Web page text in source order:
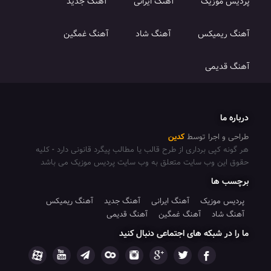
آهنگ ریمیکس آهنگ شاد آهنگ غمگین
آهنگ قدیمی
درباره ما
طراحی و اجرا توسطکدین
هر گونه کپی برداری از طرح قالب یا مطالب پیگرد قانونی دارد -کلیه
حقوق این وب سایت متعلق به وب سایت پردیس موزیک می باشد
برچسب ها
پردیس موزیک آهنگ ایرانی آهنگ جدید
آهنگ ریمیکس
آهنگ شاد
آهنگ غمگین آهنگ قدیمی
ما را در شبکه های اجتماعی دنبال کنید